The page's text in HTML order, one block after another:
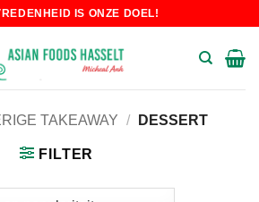
IS ONZE DOEL!
TAKEAWAY / DESSERT
FILTER